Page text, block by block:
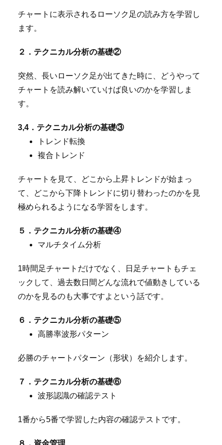
チャートに表示されるローソク足の読み方を学習し
ます。
２．テクニカル分析の基礎②
突然、長いローソク足が出てきた時に、どうやって
チャートを読み解いていけば良いのかを学習しま
す。
3,4．テクニカル分析の基礎③
トレンド転換
複合トレンド
チャートを見て、どこから上昇トレンドが始まっ
て、どこから下降トレンドに切り替わったのかを見
極められるようになる学習をします。
５．テクニカル分析の基礎④
マルチタイム分析
1時間足チャートだけでなく、日足チャートもチェ
ックして、過去数日間どんな流れで値動きしている
のかを見るのも大事ですよという話です。
６．テクニカル分析の基礎⑤
高勝率波形パターン
必勝のチャートパターン（形状）を紹介します。
７．テクニカル分析の基礎⑥
波形認識の確認テスト
1番から5番で学習した内容の確認テストです。
８．資金管理